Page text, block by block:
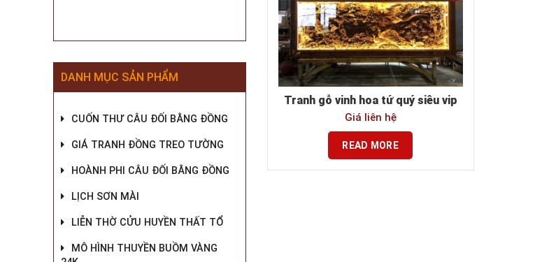
Tranh gỗ vinh hoa tứ quý siêu vip
Giá liên hệ
READ MORE
DANH MỤC SẢN PHẨM
CUỐN THƯ CÂU ĐỐI BẰNG ĐỒNG
GIÁ TRANH ĐỒNG TREO TƯỜNG
HOÀNH PHI CÂU ĐỐI BẰNG ĐỒNG
LỊCH SƠN MÀI
LIỄN THỜ CỬU HUYỀN THẤT TỔ
MÔ HÌNH THUYỀN BUỒM VÀNG